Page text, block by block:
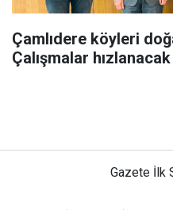
Çamlıdere köyleri
Çalışmalar hızlanacak
Gazete İlk